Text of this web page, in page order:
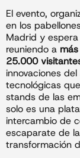
El evento,
en los
Madrid y
reuniendo a
25.000
innovaciones
tecnológicas
stands de las
solo es una
intercambio de
escaparate de
transformación